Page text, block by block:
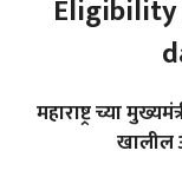
Eligibility
महाराष्ट्र च्या
खालील